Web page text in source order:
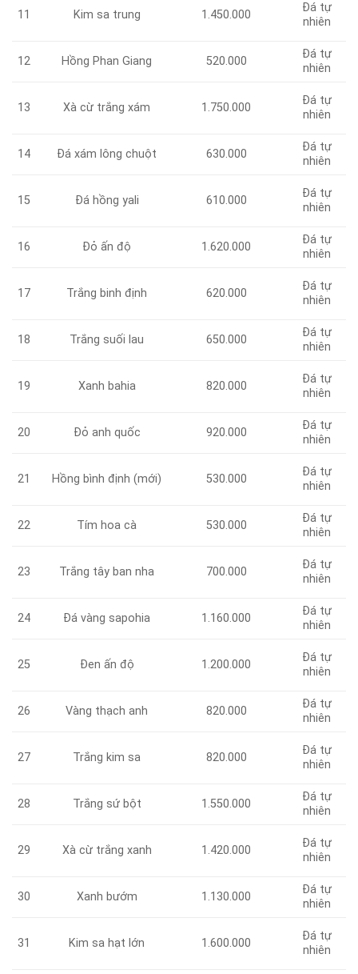
11 Kim sa trung 1.450.000
Đá tự
nhiên
12 Hồng Phan Giang 520.000
Đá tự
nhiên
13 Xà cừ trắng xám 1.750.000
Đá tự
nhiên
14 Đá xám lông chuột 630.000
Đá tự
nhiên
15 Đá hồng yali 610.000
Đá tự
nhiên
16 Đỏ ấn độ 1.620.000
Đá tự
nhiên
17 Trắng binh định 620.000
Đá tự
nhiên
18 Trắng suối lau 650.000
Đá tự
nhiên
19 Xanh bahia 820.000
Đá tự
nhiên
20 Đỏ anh quốc 920.000
Đá tự
nhiên
21 Hồng bình định (mới) 530.000
Đá tự
nhiên
22 Tím hoa cà 530.000
Đá tự
nhiên
23 Trắng tây ban nha 700.000
Đá tự
nhiên
24 Đá vàng sapohia 1.160.000
Đá tự
nhiên
25 Đen ấn độ 1.200.000
Đá tự
nhiên
26 Vàng thạch anh 820.000
Đá tự
nhiên
27 Trắng kim sa 820.000
Đá tự
nhiên
28 Trắng sứ bột 1.550.000
Đá tự
nhiên
29 Xà cừ trắng xanh 1.420.000
Đá tự
nhiên
30 Xanh bướm 1.130.000
Đá tự
nhiên
31 Kim sa hạt lớn 1.600.000
Đá tự
nhiên